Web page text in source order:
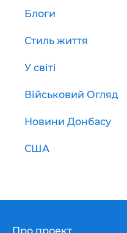
Блоги
Стиль життя
У світі
Військовий Огляд
Новини Донбасу
США